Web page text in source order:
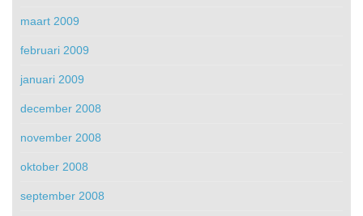
maart 2009
februari 2009
januari 2009
december 2008
november 2008
oktober 2008
september 2008